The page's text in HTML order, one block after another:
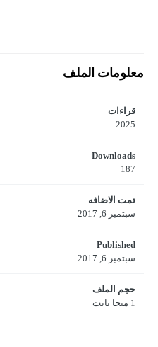
معلومات الملف
قراءات
2025
Downloads
187
تمت الاضافه
سبتمبر 6, 2017
Published
سبتمبر 6, 2017
حجم الملف
1 ميجا بايت